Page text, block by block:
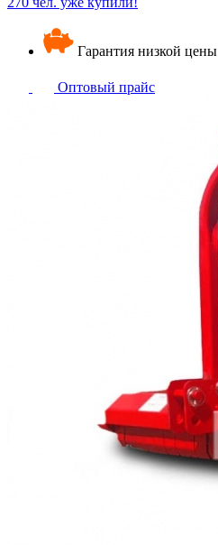
Гарантия низкой цены
Оптовый прайс